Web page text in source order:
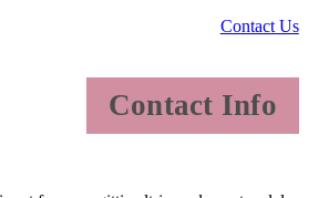
Contact Us
Contact Info